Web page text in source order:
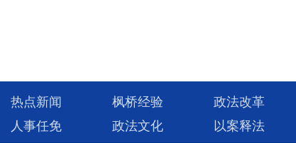
热点新闻 枫桥经验 政法改革
人事任免 政法文化 以案释法